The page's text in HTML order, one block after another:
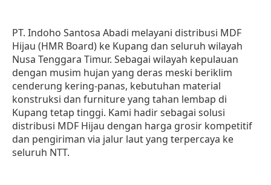
PT. Indoho Santosa Abadi melayani distribusi MDF
Hijau (HMR Board) ke Kupang dan seluruh wilayah
Nusa Tenggara Timur. Sebagai wilayah kepulauan
dengan musim hujan yang deras meski beriklim
cenderung kering-panas, kebutuhan material
konstruksi dan furniture yang tahan lembap di
Kupang tetap tinggi. Kami hadir sebagai solusi
distribusi MDF Hijau dengan harga grosir kompetitif
dan pengiriman via jalur laut yang terpercaya ke
seluruh NTT.